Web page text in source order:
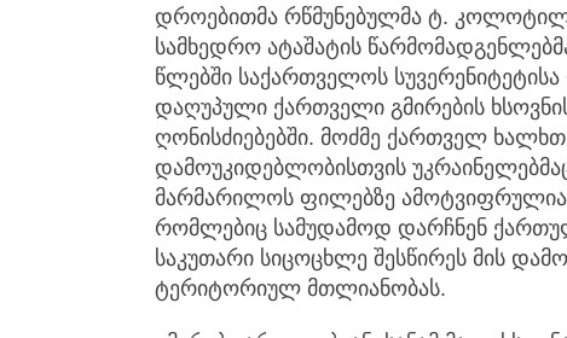
დროებითმა რწმუნებულმა ტ.
სამხედრო ატაშატის
წლებში საქართველოს
დაღუპული ქართველი გმირების
ღონისძიებებში. მოძმე ქართველ
დამოუკიდებლობისთვის
მარმარილოს ფილებზე ამოტვიფრულია
რომლებიც სამუდამოდ დარჩნენ
საკუთარი სიცოცხლე შესწირეს მის
ტერიტორიულ მთლიანობას.